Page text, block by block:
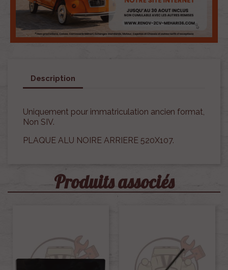
Description
Uniquement pour immatriculation ancien format,
Non SIV.
PLAQUE ALU NOIRE ARRIERE 520X107.
Produits associés